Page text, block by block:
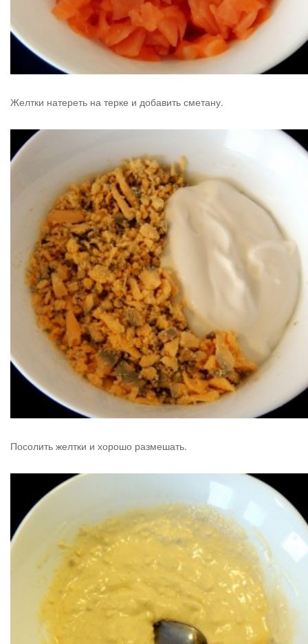
Желтки натереть на терке и добавить сметану.
Посолить желтки и хорошо размешать.